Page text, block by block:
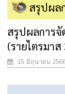
สรุปผล
สรุปผลการ
(รายไตรมาส
15 มิถุนายน